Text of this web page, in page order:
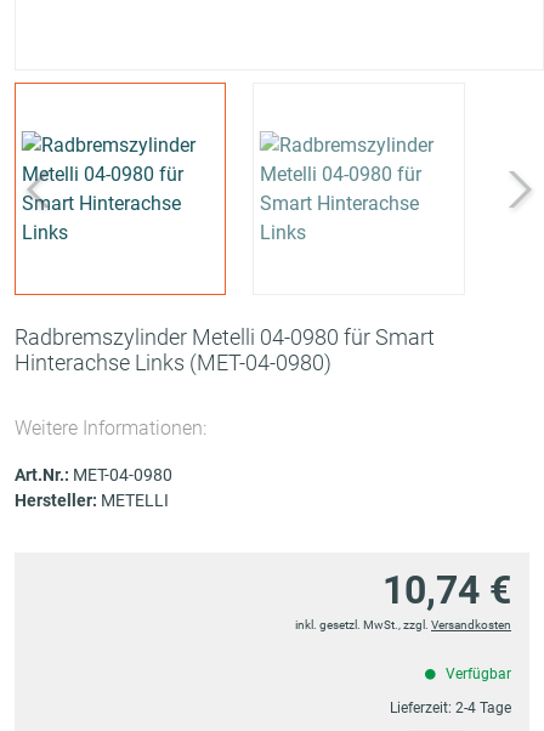
Radbremszylinder Metelli 04-0980 für Smart
Hinterachse Links (MET-04-0980)
Weitere Informationen:
Art.Nr.: MET-04-0980
Hersteller: METELLI
10,74 €
inkl. gesetzl. MwSt., zzgl. Versandkosten
Verfügbar
Lieferzeit: 2-4 Tage